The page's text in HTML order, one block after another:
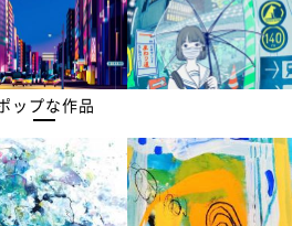
ップな作品